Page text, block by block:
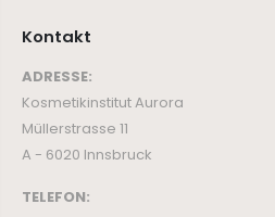
Kontakt
ADRESSE:
Kosmetikinstitut Aurora
Müllerstrasse 11
A - 6020 Innsbruck
TELEFON: